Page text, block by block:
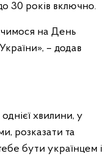
30 років включно.
на День
– додав
хвилини, у
розказати та
бути українцем і